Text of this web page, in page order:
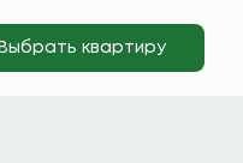
Выбрать квартиру
Забронировать